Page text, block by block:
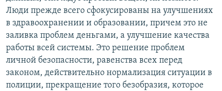
Люди прежде всего сфокусированы на улучшениях
в здравоохранении и образовании, причем это не
заливка проблем деньгами, а улучшение качества
работы всей системы. Это решение проблем
личной безопасности, равенства всех перед
законом, действительно нормализация ситуации в
полиции, прекращение того безобразия, которое